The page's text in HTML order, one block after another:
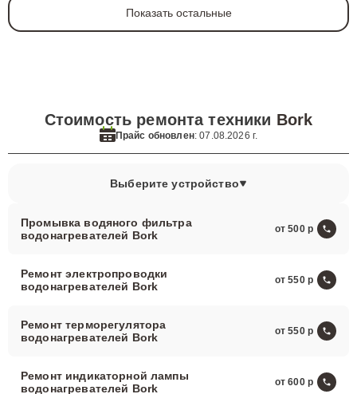
Показать остальные
Стоимость ремонта техники Bork
Прайс обновлен: 07.08.2026 г.
Выберите устройство
Промывка водяного фильтра
водонагревателей Bork
от 500
Ремонт электропроводки
водонагревателей Bork
от 550
Ремонт терморегулятора
водонагревателей Bork
от 550
Ремонт индикаторной лампы
водонагревателей Bork
от 600